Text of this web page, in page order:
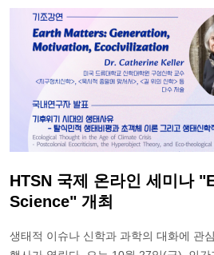
HTSN 국제 온라인 세미나
Science" 개최
생태적 이슈나 신학과 과학의 대화에 관